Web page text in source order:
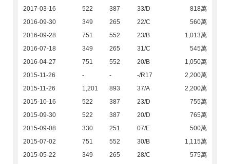
2017-03-16
522 387 33/D
818萬
2016-09-30
349 265 22/C
560萬
2016-09-28
751 552 23/B
1,013萬
2016-07-18
349 265 31/C
545萬
2016-04-27
751 552 20/B
1,050萬
2015-11-26
- - -/R17
2,200萬
2015-11-26
1,201 893 37/A
2,200萬
2015-10-16
522 387 23/D
755萬
2015-09-30
522 387 20/D
765萬
2015-09-08
330 251 07/E
500萬
2015-07-02
751 552 30/B
1,115萬
2015-05-22
349 265 28/C
575萬